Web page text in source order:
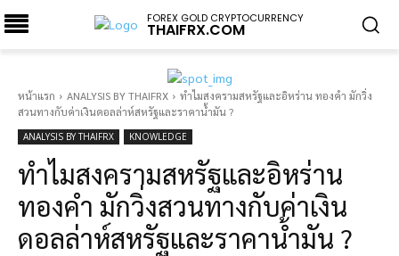
FOREX GOLD CRYPTOCURRENCY
THAIFRX.COM
หน้าแรก ANALYSIS BY THAIFRX
ทำไมสงครามสหรัฐและอิหร่าน ทองคำ มักวิ่ง
สวนทางกับค่าเงินดอลล่าห์สหรัฐและราคาน้ำมัน ?
ANALYSIS BY THAIFRX KNOWLEDGE
ทำไมสงครามสหรัฐและอิหร่าน
ทองคำ มักวิ่งสวนทางกับค่าเงิน
ดอลล่าห์สหรัฐและราคาน้ำมัน ?